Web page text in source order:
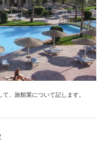
、旅館業について記します。